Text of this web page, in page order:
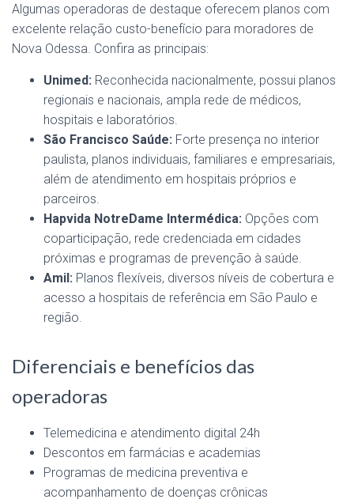
Algumas operadoras de destaque oferecem planos com
excelente relação custo-benefício para moradores de
Nova Odessa. Confira as principais:
Unimed: Reconhecida nacionalmente, possui planos
regionais e nacionais, ampla rede de médicos,
hospitais e laboratórios.
São Francisco Saúde: Forte presença no interior
paulista, planos individuais, familiares e empresariais,
além de atendimento em hospitais próprios e
parceiros.
Hapvida NotreDame Intermédica: Opções com
coparticipação, rede credenciada em cidades
próximas e programas de prevenção à saúde.
Amil: Planos flexíveis, diversos níveis de cobertura e
acesso a hospitais de referência em São Paulo e
região.
Diferenciais e benefícios das
operadoras
Telemedicina e atendimento digital 24h
Descontos em farmácias e academias
Programas de medicina preventiva e
acompanhamento de doenças crônicas